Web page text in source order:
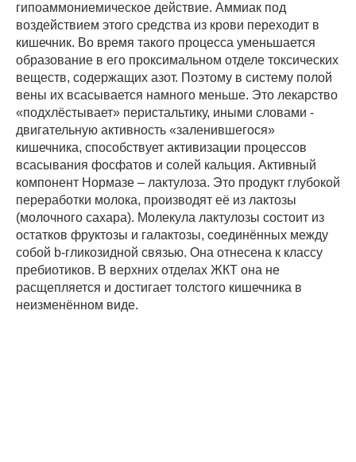
гипоаммониемическое действие. Аммиак под
воздействием этого средства из крови переходит в
кишечник. Во время такого процесса уменьшается
образование в его проксимальном отделе токсических
веществ, содержащих азот. Поэтому в систему полой
вены их всасывается намного меньше. Это лекарство
«подхлёстывает» перистальтику, иными словами -
двигательную активность «заленившегося»
кишечника, способствует активизации процессов
всасывания фосфатов и солей кальция. Активный
компонент Нормазе – лактулоза. Это продукт глубокой
переработки молока, производят её из лактозы
(молочного сахара). Молекула лактулозы состоит из
остатков фруктозы и галактозы, соединённых между
собой b-гликозидной связью. Она отнесена к классу
пребиотиков. В верхних отделах ЖКТ она не
расщепляется и достигает толстого кишечника в
неизменённом виде.